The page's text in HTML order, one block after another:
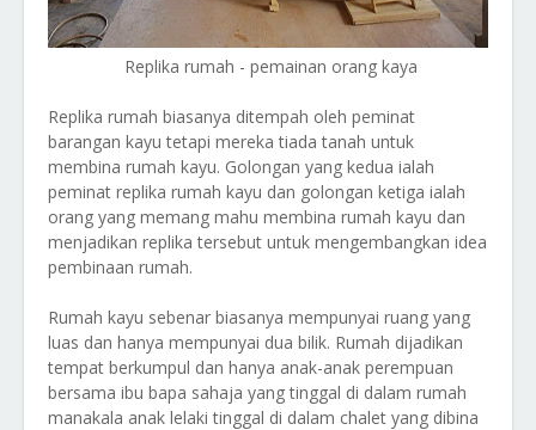
Replika rumah - pemainan orang kaya
Replika rumah biasanya ditempah oleh peminat
barangan kayu tetapi mereka tiada tanah untuk
membina rumah kayu. Golongan yang kedua ialah
peminat replika rumah kayu dan golongan ketiga ialah
orang yang memang mahu membina rumah kayu dan
menjadikan replika tersebut untuk mengembangkan idea
pembinaan rumah.
Rumah kayu sebenar biasanya mempunyai ruang yang
luas dan hanya mempunyai dua bilik. Rumah dijadikan
tempat berkumpul dan hanya anak-anak perempuan
bersama ibu bapa sahaja yang tinggal di dalam rumah
manakala anak lelaki tinggal di dalam chalet yang dibina